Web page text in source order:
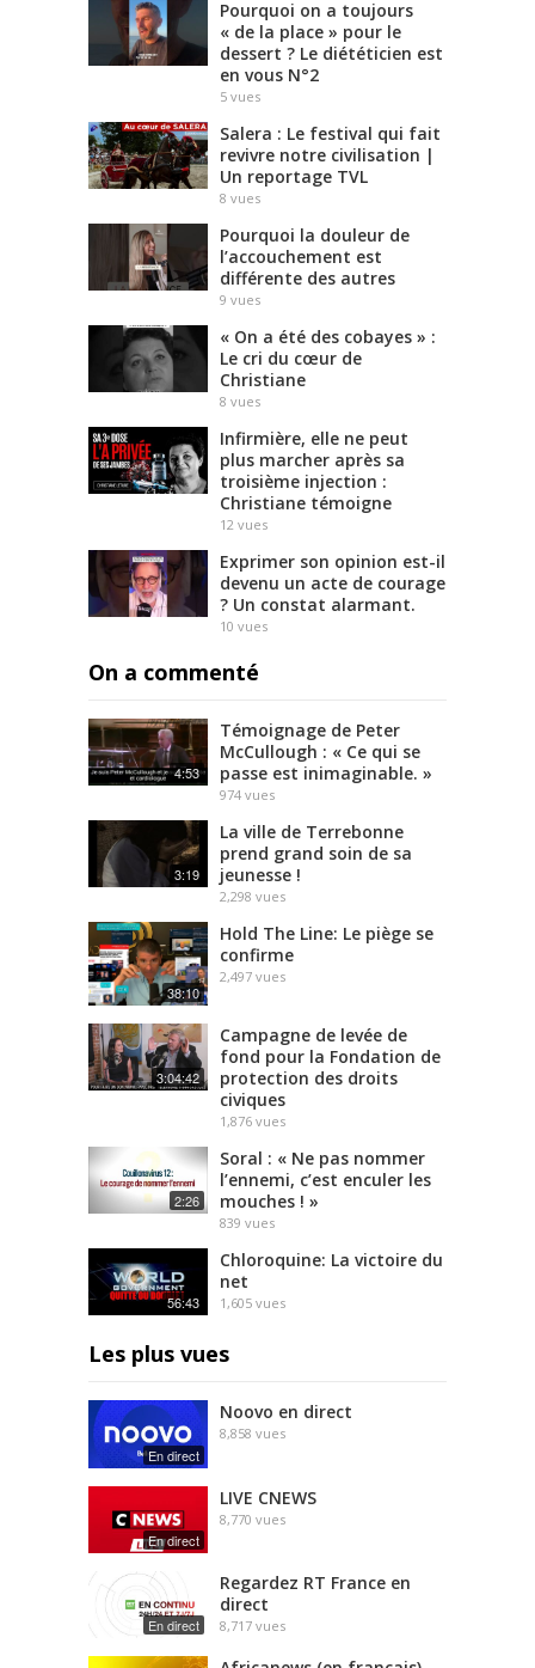
Pourquoi on a toujours
« de la place » pour le
dessert ? Le diététicien est
en vous N°2
5 vues
Salera : Le festival qui fait
revivre notre civilisation |
Un reportage TVL
8 vues
Pourquoi la douleur de
l’accouchement est
différente des autres
9 vues
« On a été des cobayes » :
Le cri du cœur de
Christiane
8 vues
Infirmière, elle ne peut
plus marcher après sa
troisième injection :
Christiane témoigne
12 vues
Exprimer son opinion est-il
devenu un acte de courage
? Un constat alarmant.
10 vues
On a commenté
4:53
Témoignage de Peter
McCullough : « Ce qui se
passe est inimaginable. »
974 vues
3:19
La ville de Terrebonne
prend grand soin de sa
jeunesse !
2,298 vues
38:10
Hold The Line: Le piège se
confirme
2,497 vues
3:04:42
Campagne de levée de
fond pour la Fondation de
protection des droits
civiques
1,876 vues
2:26
Soral : « Ne pas nommer
l’ennemi, c’est enculer les
mouches ! »
839 vues
56:43
Chloroquine: La victoire du
net
1,605 vues
Les plus vues
En direct
Noovo en direct
8,858 vues
En direct
LIVE CNEWS
8,770 vues
En direct
Regardez RT France en
direct
8,717 vues